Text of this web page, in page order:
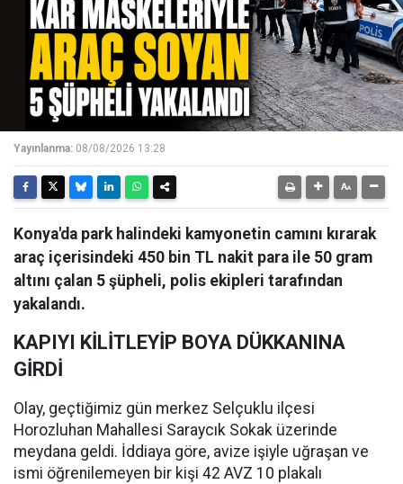
Yayınlanma: 08/08/2026 13:28
Konya'da park halindeki kamyonetin camını kırarak
araç içerisindeki 450 bin TL nakit para ile 50 gram
altını çalan 5 şüpheli, polis ekipleri tarafından
yakalandı.
KAPIYI KİLİTLEYİP BOYA DÜKKANINA
GİRDİ
Olay, geçtiğimiz gün merkez Selçuklu ilçesi
Horozluhan Mahallesi Saraycık Sokak üzerinde
meydana geldi. İddiaya göre, avize işiyle uğraşan ve
ismi öğrenilemeyen bir kişi 42 AVZ 10 plakalı